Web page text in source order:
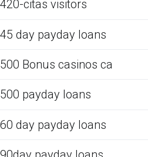
420-citas visitors
45 day payday loans
500 Bonus casinos ca
500 payday loans
60 day payday loans